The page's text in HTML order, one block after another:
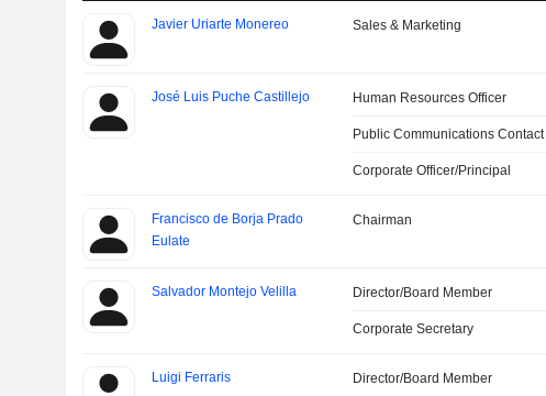
Javier Uriarte Monereo Sales & Marketing
José Luis Puche Castillejo Human Resources Officer
Public Communications Contact
Corporate Officer/Principal
Francisco de Borja Prado
Eulate
Chairman
Salvador Montejo Velilla Director/Board Member
Corporate Secretary
Luigi Ferraris Director/Board Member